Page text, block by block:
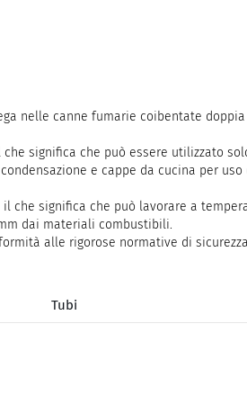
nelle canne fumarie coibentate
significa che può essere utilizzato
e cappe da cucina per
significa che può lavorare a
dai materiali combustibili.
alle rigorose normative di
Tubi